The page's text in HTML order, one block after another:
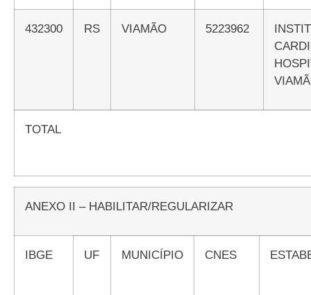
432300 RS VIAMÃO 5223962
INSTITUTO DE
TOTAL
ANEXO II – HABILITAR/REGULARIZAR
IBGE UF MUNICÍPIO CNES